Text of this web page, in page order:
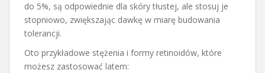
do 5%, są odpowiednie dla skóry tłustej, ale stosuj je
stopniowo, zwiększając dawkę w miarę budowania
tolerancji.
Oto przykładowe stężenia i formy retinoidów, które
możesz zastosować latem: